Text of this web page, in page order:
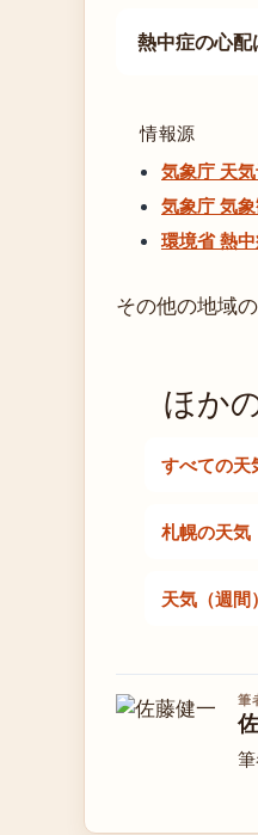
熱中症の心配
情報源
気象庁 天
気象庁 気
環境省 熱
その他の地域
ほか
すべての天
札幌の天気
天気（週間）
筆